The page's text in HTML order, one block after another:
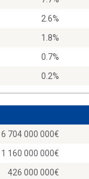
2.6%
1.8%
0.7%
0.2%
6 704 000 000
1 160 000 000
426 000 000